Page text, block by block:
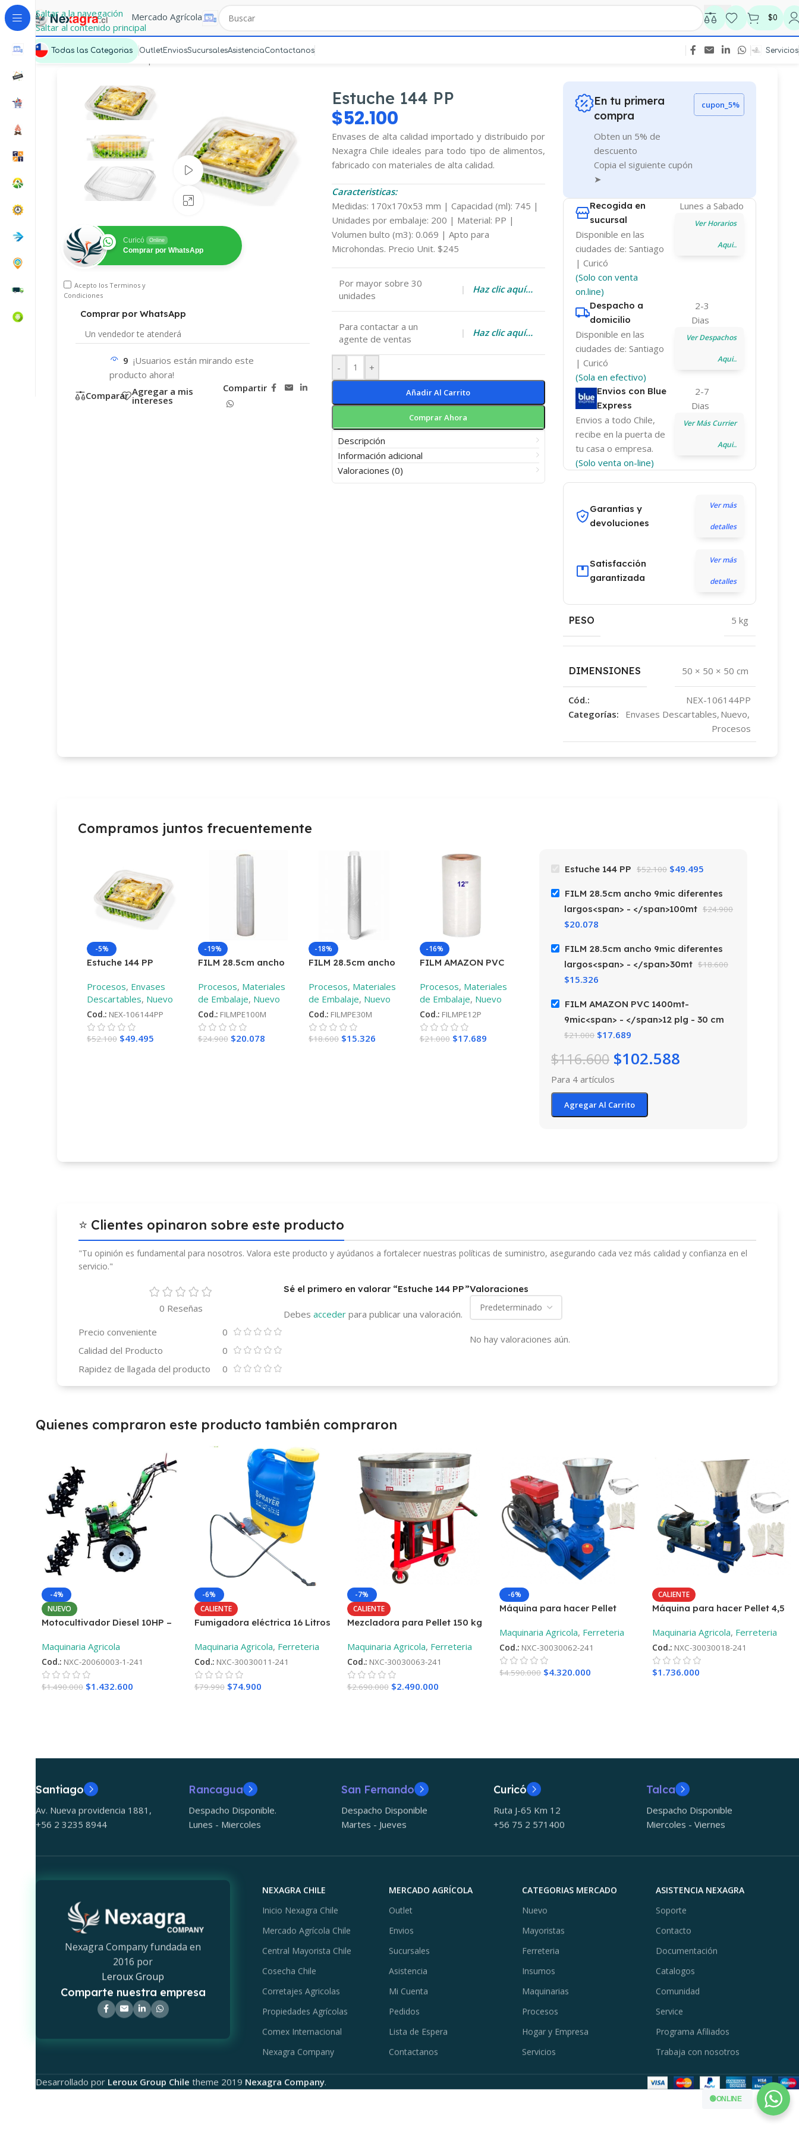
Saltar a la navegación
Saltar al contenido principal
Mercado Agrícola $0
Todas las Categorias Outlet EnviosSucursalesAsistenciaContactanos Servicios
Mercado Express
Ver video
Curicó Online
Comprar por WhatsApp
Acepto los Terminos y
Condiciones
Comprar por WhatsApp
Un vendedor te atenderá
9 ¡Usuarios están mirando este
producto ahora!
Comparar Agregar a mis
intereses
Compartir
Estuche 144 PP
$52.100
Envases de alta calidad importado y distribuido por
Nexagra Chile ideales para todo tipo de alimentos,
fabricado con materiales de alta calidad.
Caracteristicas:
Medidas: 170x170x53 mm | Capacidad (ml): 745 |
Unidades por embalaje: 200 | Material: PP |
Volumen bulto (m3): 0.069 | Apto para
Microhondas. Precio Unit. $245
Por mayor sobre 30
unidades
| Haz clic aquí…
Para contactar a un
agente de ventas
| Haz clic aquí…
- +
Añadir Al Carrito
Comprar Ahora
Descripción
Información adicional
Valoraciones (0)
En tu primera
compra
Obten un 5% de
descuento
Copia el siguiente cupón
➤
cupon_5%
Recogida en
sucursal
Disponible en las
ciudades de: Santiago
| Curicó
(Solo con venta
on.line)
Ver Horarios
Aqui..
Lunes a Sabado
Despacho a
domicilio
Disponible en las
ciudades de: Santiago
| Curicó
(Sola en efectivo)
2-3
Dias
Ver Despachos
Aqui..
Envios con Blue
Express
Envios a todo Chile,
recibe en la puerta de
tu casa o empresa.
(Solo venta on-line)
2-7
Dias
Ver Más Currier
Aqui..
Garantias y
devoluciones
Ver más
detalles
Satisfacción
garantizada
Ver más
detalles
PESO 5 kg
DIMENSIONES 50 × 50 × 50 cm
Cód.:
NEX-106144PP
Categorías:
Envases Descartables, Nuevo,
Procesos
Compramos juntos frecuentemente
-5%
Estuche 144 PP
Procesos, Envases
Descartables, Nuevo
Cod.: NEX-106144PP
$52.100 $49.495
-19%
FILM 28.5cm ancho
largos–100mt
Procesos, Materiales
de Embalaje, Nuevo
Cod.: FILMPE100M
$24.900 $20.078
-18%
FILM 28.5cm ancho
largos–30mt
Procesos, Materiales
de Embalaje, Nuevo
Cod.: FILMPE30M
$18.600 $15.326
-16%
FILM AMAZON PVC
plg – 30 cm
Procesos, Materiales
de Embalaje, Nuevo
Cod.: FILMPE12P
$21.000 $17.689
Estuche 144 PP $52.100 $49.495
FILM 28.5cm ancho 9mic diferentes
largos<span> - </span>100mt $24.900
$20.078
FILM 28.5cm ancho 9mic diferentes
largos<span> - </span>30mt $18.600
$15.326
FILM AMAZON PVC 1400mt-
9mic<span> - </span>12 plg - 30 cm
$21.000 $17.689
$116.600 $102.588
Para 4 artículos
Agregar Al Carrito
⭐ Clientes opinaron sobre este producto
"Tu opinión es fundamental para nosotros. Valora este producto y ayúdanos a fortalecer nuestras políticas de suministro, asegurando cada vez más calidad y confianza en el
servicio."
0 Reseñas
Precio conveniente
0
Calidad del Producto
0
Rapidez de llagada del producto
0
Valoraciones
No hay valoraciones aún.
Sé el primero en valorar “Estuche 144 PP”
Debes acceder para publicar una valoración.
Quienes compraron este producto también compraron
-4%
NUEVO
Motocultivador Diesel 10HP –
2°Repueto
Maquinaria Agricola
Cod.: NXC-20060003-1-241
$1.490.000 $1.432.600
-6%
CALIENTE
Fumigadora eléctrica 16 Litros
Maquinaria Agricola, Ferreteria
Cod.: NXC-30030011-241
$79.990 $74.900
-7%
CALIENTE
Mezcladora para Pellet 150 kg
Maquinaria Agricola, Ferreteria
Cod.: NXC-30030063-241
$2.690.000 $2.490.000
-6%
Máquina para hacer Pellet
Maquinaria Agricola, Ferreteria
Cod.: NXC-30030062-241
$4.590.000 $4.320.000
CALIENTE
Máquina para hacer Pellet 4,5
Maquinaria Agricola, Ferreteria
Cod.: NXC-30030018-241
$1.736.000
Santiago
Av. Nueva providencia 1881,
+56 2 3235 8944
Rancagua
Despacho Disponible.
Lunes - Miercoles
San Fernando
Despacho Disponible
Martes - Jueves
Curicó
Ruta J-65 Km 12
+56 75 2 571400
Talca
Despacho Disponible
Miercoles - Viernes
Nexagra Company fundada en
2016 por
Leroux Group
Comparte nuestra empresa
NEXAGRA CHILE
Inicio Nexagra Chile
Mercado Agrícola Chile
Central Mayorista Chile
Cosecha Chile
Corretajes Agricolas
Propiedades Agrícolas
Comex Internacional
Nexagra Company
MERCADO AGRÍCOLA
Outlet
Envios
Sucursales
Asistencia
Mi Cuenta
Pedidos
Lista de Espera
Contactanos
CATEGORIAS MERCADO
Nuevo
Mayoristas
Ferreteria
Insumos
Maquinarias
Procesos
Hogar y Empresa
Servicios
ASISTENCIA NEXAGRA
Soporte
Contacto
Documentación
Catalogos
Comunidad
Service
Programa Afiliados
Trabaja con nosotros
Desarrollado por Leroux Group Chile theme 2019 Nexagra Company.
🟢ONLINE